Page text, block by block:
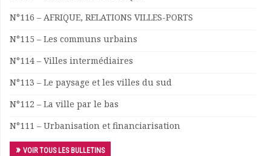
Forum
Nous contacter
N°116 – AFRIQUE, RELATIONS VILLES-PORTS
N°115 – Les communs urbains
N°114 – Villes intermédiaires
N°113 – Le paysage et les villes du sud
N°112 – La ville par le bas
N°111 – Urbanisation et financiarisation
VOIR TOUS LES BULLETINS